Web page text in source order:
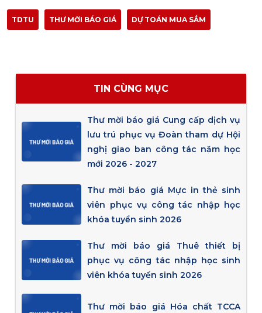
TDTU THƯ MỜI BÁO GIÁ DỰ TOÁN MUA SẮM
TIN CÙNG MỤC
Thư mời báo giá Cung cấp dịch vụ
lưu trú phục vụ Đoàn tham dự Hội
nghị giao ban công tác năm học
mới 2026 - 2027
Thư mời báo giá Mực in thẻ sinh
viên phục vụ công tác nhập học
khóa tuyển sinh 2026
Thư mời báo giá Thuê thiết bị
phục vụ công tác nhập học sinh
viên khóa tuyển sinh 2026
Thư mời báo giá Hóa chất TCCA